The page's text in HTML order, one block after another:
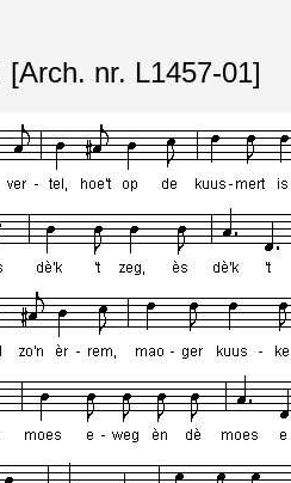
[Arch. nr. L1457-01]